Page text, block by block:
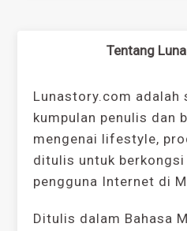
Tentang
Lunastory.com adalah
kumpulan penulis dan
mengenai lifestyle,
ditulis untuk
pengguna Internet di
Ditulis dalam Bahasa